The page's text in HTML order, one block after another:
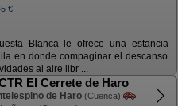
€
Blanca le ofrece una estancia
en donde compaginar el descanso
al aire libr ...
El Cerrete de Haro
de Haro (Cuenca)